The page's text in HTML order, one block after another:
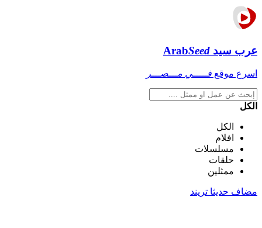
عرب سيد ArabSeed
اسرع موقع فـــــي مـــصـــر
الكل
الكل
افلام
مسلسلات
حلقات
ممثلين
مضاف حديثا تريند